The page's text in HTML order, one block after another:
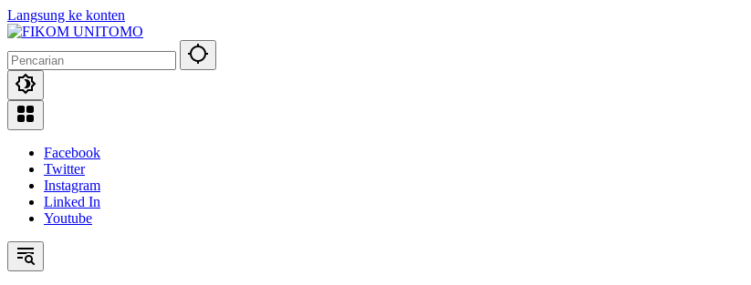
Langsung ke konten
Facebook
Twitter
Instagram
Linked In
Youtube